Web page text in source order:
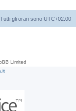
Tutti gli orari sono UTC+02:00
Limited